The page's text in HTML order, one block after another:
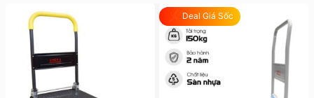
Deal Giá Sốc